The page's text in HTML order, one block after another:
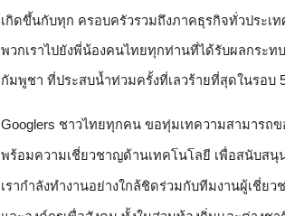
เกิดขึ้นกับทุก ครอบครัวรวมถึงภาคธุรกิจทั่วประเท
พวกเราไปยังพี่น้องคนไทยทุกท่านที่ได้รับผลกระท
กัมพูชา ที่ประสบน้ำท่วมครั้งที่เลวร้ายที่สุดในรอบ
Googlers ชาวไทยทุกคน ขอทุ่มเทความสามารถ
พร้อมความเชี่ยวชาญด้านเทคโนโลยี เพื่อสนับสนุ
เรากำลังทำงานอย่างใกล้ชิดร่วมกับทีมงานผู้เชี่